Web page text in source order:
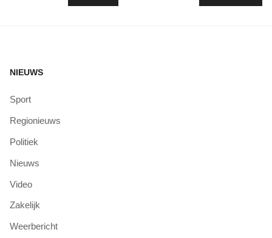
NIEUWS
Sport
Regionieuws
Politiek
Nieuws
Video
Zakelijk
Weerbericht